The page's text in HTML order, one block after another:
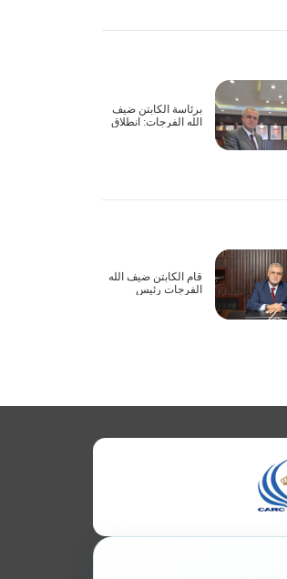
برئاسة الكابتن ضيف
الله الفرجات: انطلاق
قام الكابتن ضيف الله
الفرجات رئيس